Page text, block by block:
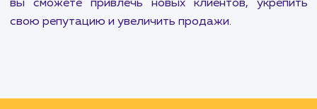
модерированием, отвечаем на вопросы
и решаем возникающие проблемы.